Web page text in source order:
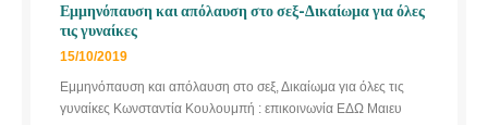
Εμμηνόπαυση και απόλαυση στο σεξ-Δικαίωμα για όλες
τις γυναίκες
15/10/2019
Εμμηνόπαυση και απόλαυση στο σεξ, Δικαίωμα για όλες τις
γυναίκες Κωνσταντία Κουλουμπή : επικοινωνία ΕΔΩ Μαιευ